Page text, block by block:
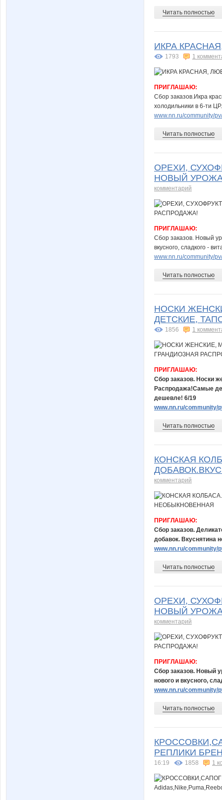
Читать полностью
ИКРА
1793 1
ПРИГЛАШАЮ:
Сбор заказов.Икра
холодильники в 6-ти
www.nn.ru/community/
Читать полностью
ОРЕХИ,
НОВЫЙ
комментарий
ПРИГЛАШАЮ:
Сбор заказов. Новый
вкусного, сладкого -
www.nn.ru/community/
Читать полностью
НОСКИ
ДЕТСКИЕ,
1856 1
ПРИГЛАШАЮ:
Сбор заказов. Носки
Распродажа!Самые
дешевле! 6/19
www.nn.ru/community/
Читать полностью
КОНСКАЯ
комментарий
ПРИГЛАШАЮ:
Сбор заказов.
добавок. Вкуснятина
www.nn.ru/community/
Читать полностью
ОРЕХИ,
НОВЫЙ
комментарий
ПРИГЛАШАЮ:
Сбор заказов. Новый
нового и вкусного,
www.nn.ru/community/
Читать полностью
РЕПЛИКИ
16:19 1858 1